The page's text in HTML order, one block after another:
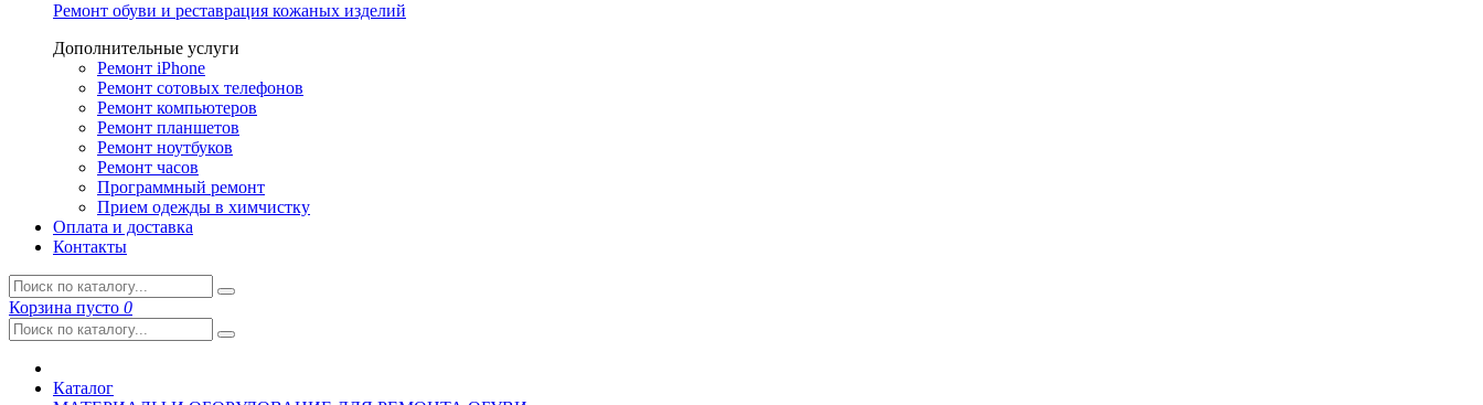
Ремонт обуви и реставрация кожаных изделий
Дополнительные услуги
Ремонт iPhone
Ремонт сотовых телефонов
Ремонт компьютеров
Ремонт планшетов
Ремонт ноутбуков
Ремонт часов
Программный ремонт
Прием одежды в химчистку
Оплата и доставка
Контакты
Корзина пусто 0
Каталог